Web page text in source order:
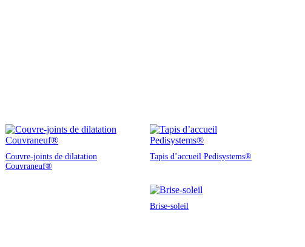
Couvre-joints de dilatation
Couvraneuf®
Tapis d’accueil Pedisystems®
Brise-soleil